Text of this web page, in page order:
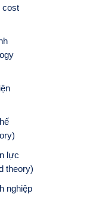
cost
lực
theory)
nghiệp